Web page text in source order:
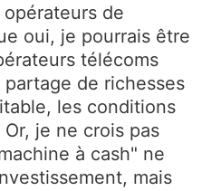
de
oui, je pourrais être
télécoms
de richesses
les conditions
je ne crois pas
à cash" ne
mais